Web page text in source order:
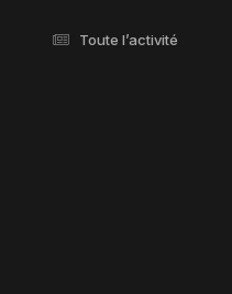
Toute l’activité